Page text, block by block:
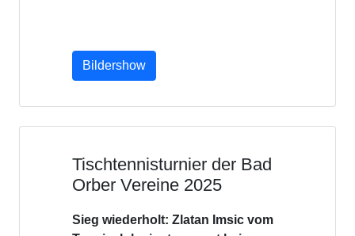
Am Sonntag 13.12.25 trafen wir uns
um 10:00 Uhr am Clubhaus zur
Oliver übernahm den Part des